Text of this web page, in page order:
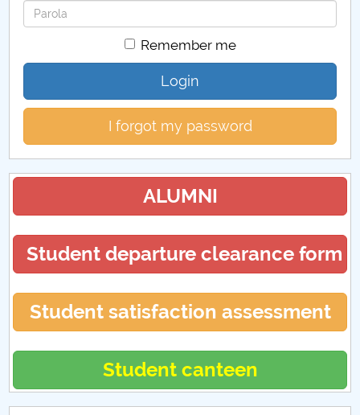
Password
Remember me
Login
I forgot my password
ALUMNI
Student departure clearance form
Student satisfaction assessment
Student canteen